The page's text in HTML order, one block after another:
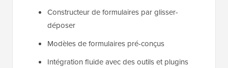
Constructeur de formulaires par glisser-
déposer
Modèles de formulaires pré-conçus
Intégration fluide avec des outils et plugins